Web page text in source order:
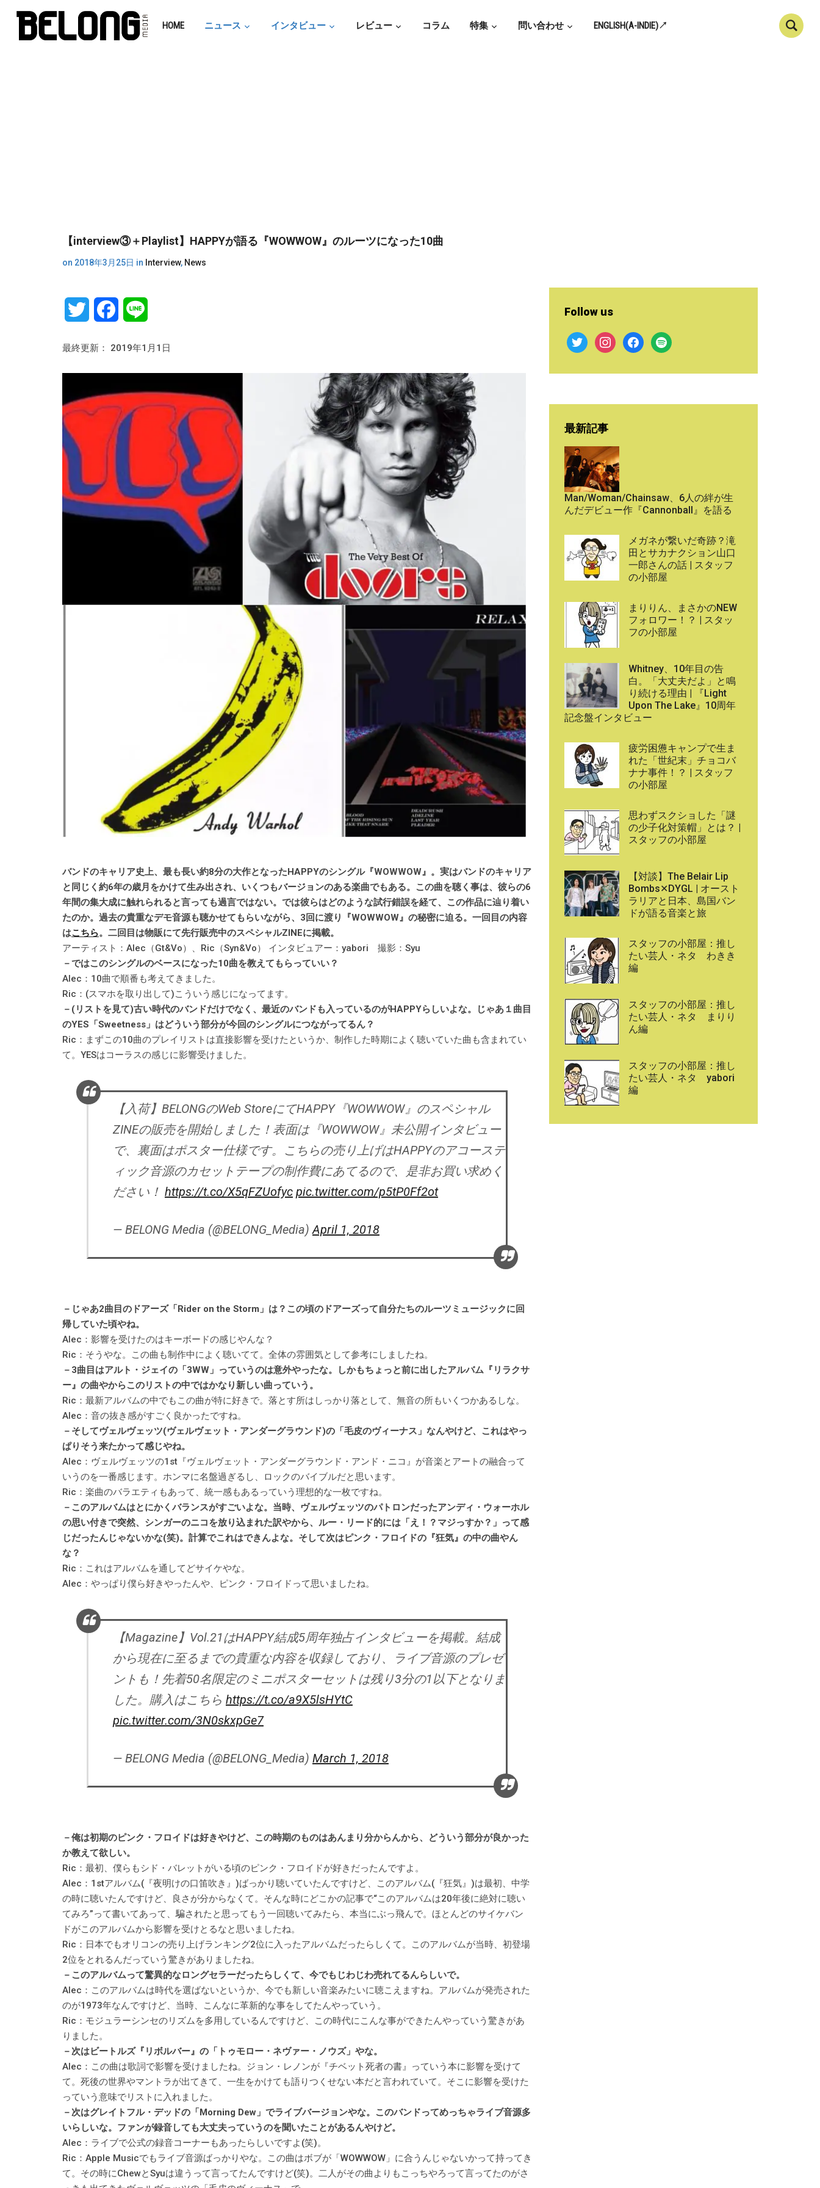
HOME ニュース インタビュー レビュー コラム 特集 問い合わせ ENGLISH(A-INDIE)↗
【interview③＋Playlist】HAPPYが語る『WOWWOW』のルーツになった10曲
on 2018年3月25日 in Interview, News
Twitter Facebook
最終更新： 2019年1月1日
バンドのキャリア史上、最も長い約8分の大作となったHAPPYのシングル『WOWWOW』。実はバンドのキャリア
と同じく約6年の歳月をかけて生み出され、いくつもバージョンのある楽曲でもある。この曲を聴く事は、彼らの6
年間の集大成に触れられると言っても過言ではない。では彼らはどのような試行錯誤を経て、この作品に辿り着い
たのか。過去の貴重なデモ音源も聴かせてもらいながら、3回に渡り『WOWWOW』の秘密に迫る。一回目の内容
はこちら。二回目は物販にて先行販売中のスペシャルZINEに掲載。
アーティスト：Alec（Gt&Vo）、Ric（Syn&Vo） インタビュアー：yabori 撮影：Syu
－ではこのシングルのベースになった10曲を教えてもらっていい？
Alec：10曲で順番も考えてきました。
Ric：(スマホを取り出して)こういう感じになってます。
－(リストを見て)古い時代のバンドだけでなく、最近のバンドも入っているのがHAPPYらしいよな。じゃあ１曲目
のYES「Sweetness」はどういう部分が今回のシングルにつながってるん？
Ric：まずこの10曲のプレイリストは直接影響を受けたというか、制作した時期によく聴いていた曲も含まれてい
て。YESはコーラスの感じに影響受けました。
【入荷】BELONGのWeb StoreにてHAPPY『WOWWOW』のスペシャル
ZINEの販売を開始しました！表面は『WOWWOW』未公開インタビュー
で、裏面はポスター仕様です。こちらの売り上げはHAPPYのアコーステ
ィック音源のカセットテープの制作費にあてるので、是非お買い求めく
ださい！ https://t.co/X5qFZUofyc pic.twitter.com/p5tP0Ff2ot
— BELONG Media (@BELONG_Media) April 1, 2018
－じゃあ2曲目のドアーズ「Rider on the Storm」は？この頃のドアーズって自分たちのルーツミュージックに回
帰していた頃やね。
Alec：影響を受けたのはキーボードの感じやんな？
Ric：そうやな。この曲も制作中によく聴いてて。全体の雰囲気として参考にしましたね。
－3曲目はアルト・ジェイの「3WW」っていうのは意外やったな。しかもちょっと前に出したアルバム『リラクサ
ー』の曲やからこのリストの中ではかなり新しい曲っていう。
Ric：最新アルバムの中でもこの曲が特に好きで。落とす所はしっかり落として、無音の所もいくつかあるしな。
Alec：音の抜き感がすごく良かったですね。
－そしてヴェルヴェッツ(ヴェルヴェット・アンダーグラウンド)の「毛皮のヴィーナス」なんやけど、これはやっ
ぱりそう来たかって感じやね。
Alec：ヴェルヴェッツの1st『ヴェルヴェット・アンダーグラウンド・アンド・ニコ』が音楽とアートの融合って
いうのを一番感じます。ホンマに名盤過ぎるし、ロックのバイブルだと思います。
Ric：楽曲のバラエティもあって、統一感もあるっていう理想的な一枚ですね。
－このアルバムはとにかくバランスがすごいよな。当時、ヴェルヴェッツのパトロンだったアンディ・ウォーホル
の思い付きで突然、シンガーのニコを放り込まれた訳やから、ルー・リード的には「え！？マジっすか？」って感
じだったんじゃないかな(笑)。計算でこれはできんよな。そして次はピンク・フロイドの『狂気』の中の曲やん
な？
Ric：これはアルバムを通してどサイケやな。
Alec：やっぱり僕ら好きやったんや、ピンク・フロイドって思いましたね。
【Magazine】Vol.21はHAPPY結成5周年独占インタビューを掲載。結成
から現在に至るまでの貴重な内容を収録しており、ライブ音源のプレゼ
ントも！先着50名限定のミニポスターセットは残り3分の1以下となりま
した。購入はこちら https://t.co/a9X5lsHYtC
pic.twitter.com/3N0skxpGe7
— BELONG Media (@BELONG_Media) March 1, 2018
－俺は初期のピンク・フロイドは好きやけど、この時期のものはあんまり分からんから、どういう部分が良かった
か教えて欲しい。
Ric：最初、僕らもシド・バレットがいる頃のピンク・フロイドが好きだったんですよ。
Alec：1stアルバム(『夜明けの口笛吹き』)ばっかり聴いていたんですけど、このアルバム(『狂気』)は最初、中学
の時に聴いたんですけど、良さが分からなくて。そんな時にどこかの記事で“このアルバムは20年後に絶対に聴い
てみろ”って書いてあって、騙されたと思ってもう一回聴いてみたら、本当にぶっ飛んで。ほとんどのサイケバン
ドがこのアルバムから影響を受けとるなと思いましたね。
Ric：日本でもオリコンの売り上げランキング2位に入ったアルバムだったらしくて。このアルバムが当時、初登場
2位をとれるんだっていう驚きがありましたね。
－このアルバムって驚異的なロングセラーだったらしくて、今でもじわじわ売れてるんらしいで。
Alec：このアルバムは時代を選ばないというか、今でも新しい音楽みたいに聴こえますね。アルバムが発売された
のが1973年なんですけど、当時、こんなに革新的な事をしてたんやっていう。
Ric：モジュラーシンセのリズムを多用しているんですけど、この時代にこんな事ができたんやっていう驚きがあ
りました。
－次はビートルズ『リボルバー』の「トゥモロー・ネヴァー・ノウズ」やな。
Alec：この曲は歌詞で影響を受けましたね。ジョン・レノンが『チベット死者の書』っていう本に影響を受けて
て。死後の世界やマントラが出てきて、一生をかけても語りつくせない本だと言われていて。そこに影響を受けた
っていう意味でリストに入れました。
－次はグレイトフル・デッドの「Morning Dew」でライブバージョンやな。このバンドってめっちゃライブ音源多
いらしいな。ファンが録音しても大丈夫っていうのを聞いたことがあるんやけど。
Alec：ライブで公式の録音コーナーもあったらしいですよ(笑)。
Ric：Apple Musicでもライブ音源ばっかりやな。この曲はボブが「WOWWOW」に合うんじゃないかって持ってき
て。その時にChewとSyuは違うって言ってたんですけど(笑)。二人がその曲よりもこっちやろって言ってたのがさ
Follow us
twitter instagramfacebook
spotify
最新記事
Man/Woman/Chainsaw、6人の絆が生
んだデビュー作『Cannonball』を語る
メガネが繋いだ奇跡？滝
田とサカナクション山口
一郎さんの話 | スタッフ
の小部屋
まりりん、まさかのNEW
フォロワー！？ | スタッ
フの小部屋
Whitney、10年目の告
白。「大丈夫だよ」と鳴
り続ける理由 | 『Light
Upon The Lake』10周年
記念盤インタビュー
疲労困憊キャンプで生ま
れた「世紀末」チョコバ
ナナ事件！？ | スタッフ
の小部屋
思わずスクショした「謎
の少子化対策帽」とは？ |
スタッフの小部屋
【対談】The Belair Lip
Bombs✕DYGL | オースト
ラリアと日本、島国バン
ドが語る音楽と旅
スタッフの小部屋：推し
たい芸人・ネタ わきき
編
スタッフの小部屋：推し
たい芸人・ネタ まりり
ん編
スタッフの小部屋：推し
たい芸人・ネタ yabori
編